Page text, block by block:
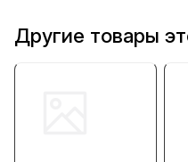
Другие товары